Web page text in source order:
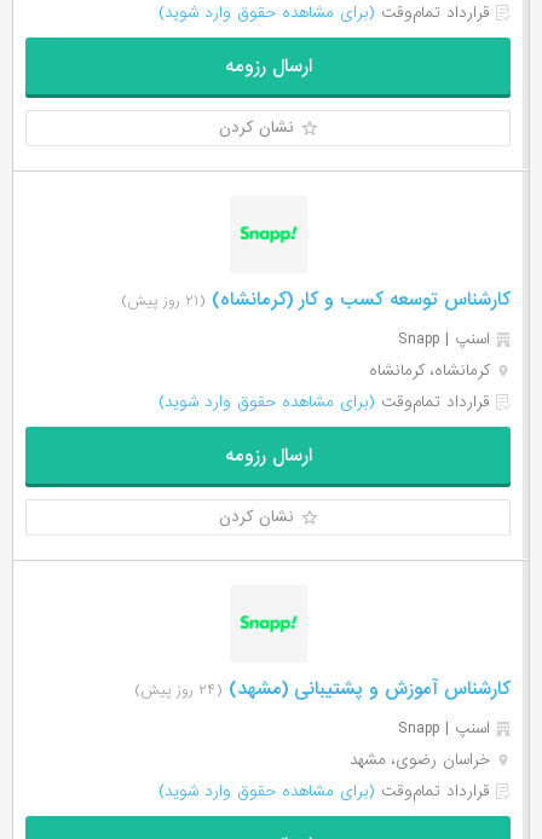
قرارداد تمام‌وقت (برای مشاهده حقوق وارد شوید)
ارسال رزومه
نشان کردن
کارشناس توسعه کسب و کار (کرمانشاه) (۲۱ روز پیش)
اسنپ | Snapp
کرمانشاه، کرمانشاه
قرارداد تمام‌وقت (برای مشاهده حقوق وارد شوید)
ارسال رزومه
نشان کردن
کارشناس آموزش و پشتیبانی (مشهد) (۲۴ روز پیش)
اسنپ | Snapp
خراسان رضوی، مشهد
قرارداد تمام‌وقت (برای مشاهده حقوق وارد شوید)